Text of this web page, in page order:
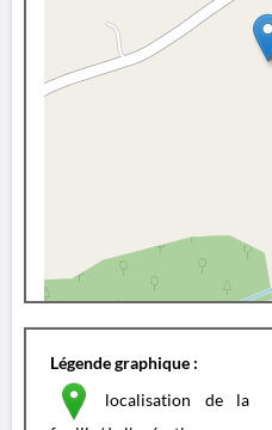
Légende graphique :
localisation de la